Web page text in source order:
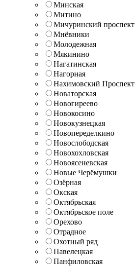
Минская
Митино
Мичуринский проспект
Мнёвники
Молодежная
Мякинино
Нагатинская
Нагорная
Нахимовский Проспект
Новаторская
Новогиреево
Новокосино
Новокузнецкая
Новопеределкино
Новослободская
Новохохловская
Новоясеневская
Новые Черёмушки
Озёрная
Окская
Октябрьская
Октябрьское поле
Орехово
Отрадное
Охотный ряд
Павелецкая
Панфиловская